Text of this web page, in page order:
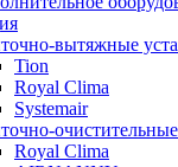
вытяжные
Tion
Royal Clima
Systemair
Royal Clima